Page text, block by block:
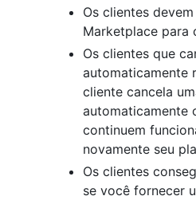
Os clientes
Marketplace para
Os clientes que
automaticamente
cliente cancela
automaticamente
continuem
novamente seu
Os clientes
se você fornecer